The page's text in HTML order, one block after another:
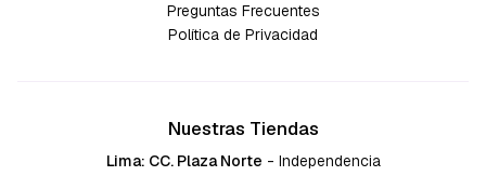
Preguntas Frecuentes
Política de Privacidad
Nuestras Tiendas
Lima: CC. Plaza Norte - Independencia